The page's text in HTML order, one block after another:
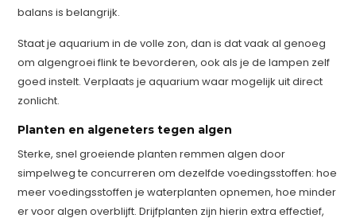
balans is belangrijk.
Staat je aquarium in de volle zon, dan is dat vaak al genoeg
om algengroei flink te bevorderen, ook als je de lampen zelf
goed instelt. Verplaats je aquarium waar mogelijk uit direct
zonlicht.
Planten en algeneters tegen algen
Sterke, snel groeiende planten remmen algen door
simpelweg te concurreren om dezelfde voedingsstoffen: hoe
meer voedingsstoffen je waterplanten opnemen, hoe minder
er voor algen overblijft. Drijfplanten zijn hierin extra effectief,